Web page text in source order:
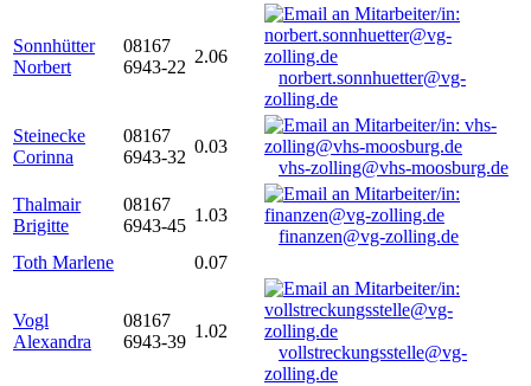
Sonnhütter
Norbert
08167
6943-22
2.06
norbert.sonnhuetter@vg-
zolling.de
Steinecke
Corinna
08167
6943-32
0.03
vhs-zolling@vhs-moosburg.de
Thalmair
Brigitte
08167
6943-45
1.03
finanzen@vg-zolling.de
Toth Marlene
0.07
Vogl
Alexandra
08167
6943-39
1.02
vollstreckungsstelle@vg-
zolling.de